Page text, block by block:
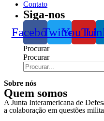
Contato
Siga-nos
FacebookTwitter
Procurar
Procurar
Sobre nós
Quem somos
A Junta Interamericana de
a colaboração em questões